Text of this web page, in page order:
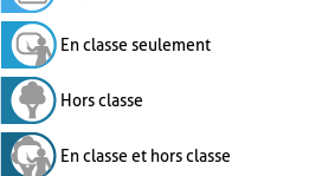
En classe seulement
Hors classe
En classe et hors classe